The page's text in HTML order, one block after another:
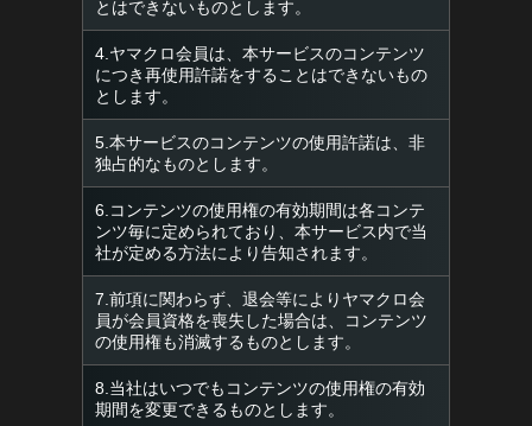
とはできないものとします。
4.ヤマクロ会員は、本サービスのコンテンツ
につき再使用許諾をすることはできないもの
とします。
5.本サービスのコンテンツの使用許諾は、非
独占的なものとします。
6.コンテンツの使用権の有効期間は各コンテ
ンツ毎に定められており、本サービス内で当
社が定める方法により告知されます。
7.前項に関わらず、退会等によりヤマクロ会
員が会員資格を喪失した場合は、コンテンツ
の使用権も消滅するものとします。
8.当社はいつでもコンテンツの使用権の有効
期間を変更できるものとします。